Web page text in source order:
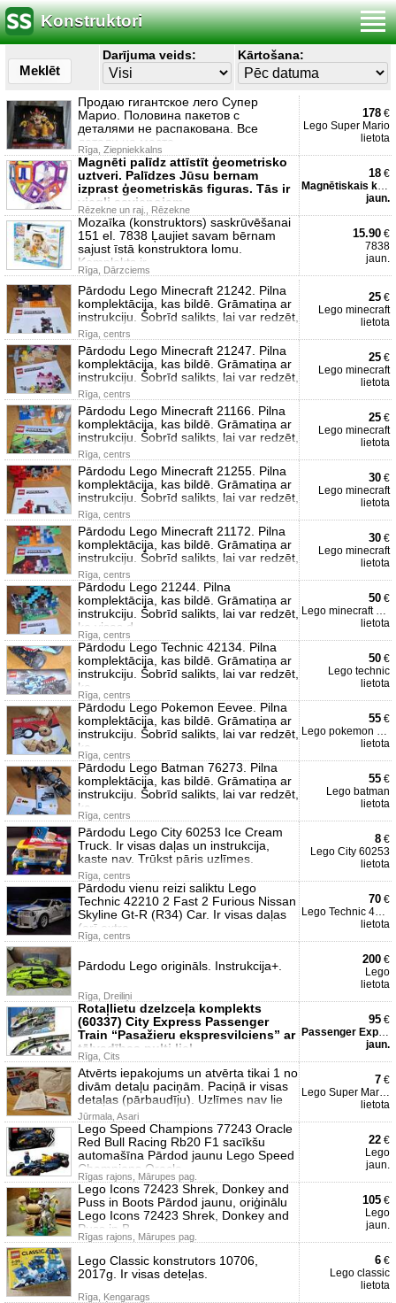
Konstruktori
Meklēt
Darījuma veids: Kārtošana:
Продаю гигантское лего Супер
Марио. Половина пакетов с
деталями не распакована. Все
детали на месте.
Rīga, Ziepniekkalns
178 €
Lego Super Mario
lietota
Magnēti palīdz attīstīt ģeometrisko
uztveri. Palīdzes Jūsu bernam
izprast ģeometriskās figuras. Tās ir
viegli savienojam
Rēzekne un raj., Rēzekne
18 €
Magnētiskais konstruktor
jaun.
Mozaīka (konstruktors) saskrūvēšanai
151 el. 7838 Ļaujiet savam bērnam
sajust īstā konstruktora lomu.
Komplekts ir
Rīga, Dārzciems
15.90 €
7838
jaun.
Pārdodu Lego Minecraft 21242. Pilna
komplektācija, kas bildē. Grāmatiņa ar
instrukciju. Šobrīd salikts, lai var redzēt,
Rīga, centrs
25 €
Lego minecraft
lietota
Pārdodu Lego Minecraft 21247. Pilna
komplektācija, kas bildē. Grāmatiņa ar
instrukciju. Šobrīd salikts, lai var redzēt,
Rīga, centrs
25 €
Lego minecraft
lietota
Pārdodu Lego Minecraft 21166. Pilna
komplektācija, kas bildē. Grāmatiņa ar
instrukciju. Šobrīd salikts, lai var redzēt,
Rīga, centrs
25 €
Lego minecraft
lietota
Pārdodu Lego Minecraft 21255. Pilna
komplektācija, kas bildē. Grāmatiņa ar
instrukciju. Šobrīd salikts, lai var redzēt,
Rīga, centrs
30 €
Lego minecraft
lietota
Pārdodu Lego Minecraft 21172. Pilna
komplektācija, kas bildē. Grāmatiņa ar
instrukciju. Šobrīd salikts, lai var redzēt,
Rīga, centrs
30 €
Lego minecraft
lietota
Pārdodu Lego 21244. Pilna
komplektācija, kas bildē. Grāmatiņa ar
instrukciju. Šobrīd salikts, lai var redzēt,
ka visas d
Rīga, centrs
50 €
Lego minecraft 21244
lietota
Pārdodu Lego Technic 42134. Pilna
komplektācija, kas bildē. Grāmatiņa ar
instrukciju. Šobrīd salikts, lai var redzēt,
ka
Rīga, centrs
50 €
Lego technic
lietota
Pārdodu Lego Pokemon Eevee. Pilna
komplektācija, kas bildē. Grāmatiņa ar
instrukciju. Šobrīd salikts, lai var redzēt,
ka
Rīga, centrs
55 €
Lego pokemon eevee
lietota
Pārdodu Lego Batman 76273. Pilna
komplektācija, kas bildē. Grāmatiņa ar
instrukciju. Šobrīd salikts, lai var redzēt,
ka
Rīga, centrs
55 €
Lego batman
lietota
Pārdodu Lego City 60253 Ice Cream
Truck. Ir visas daļas un instrukcija,
kaste nav. Trūkst pāris uzlīmes.
Rīga, centrs
8 €
Lego City 60253
lietota
Pārdodu vienu reizi saliktu Lego
Technic 42210 2 Fast 2 Furious Nissan
Skyline Gt-R (R34) Car. Ir visas daļas
(arī extra
Rīga, centrs
70 €
Lego Technic 42210
lietota
Pārdodu Lego origināls. Instrukcija+.
Rīga, Dreiliņi
200 €
Lego
lietota
Rotaļlietu dzelzceļa komplekts
(60337) City Express Passenger
Train “Pasažieru ekspresvilciens” ar
tālvadības pulti liel
Rīga, Cits
95 €
Passenger Express Train
jaun.
Atvērts iepakojums un atvērta tikai 1 no
divām detaļu paciņām. Paciņā ir visas
detaļas (pārbaudīju). Uzlīmes nav lie
Jūrmala, Asari
7 €
Lego Super Mario 72032
lietota
Lego Speed Champions 77243 Oracle
Red Bull Racing Rb20 F1 sacīkšu
automašīna Pārdod jaunu Lego Speed
Champions Oracle
Rīgas rajons, Mārupes pag.
22 €
Lego
jaun.
Lego Icons 72423 Shrek, Donkey and
Puss in Boots Pārdod jaunu, oriģinālu
Lego Icons 72423 Shrek, Donkey and
Puss in B
Rīgas rajons, Mārupes pag.
105 €
Lego
jaun.
Lego Classic konstrutors 10706,
2017g. Ir visas deteļas.
Rīga, Ķengarags
6 €
Lego classic
lietota